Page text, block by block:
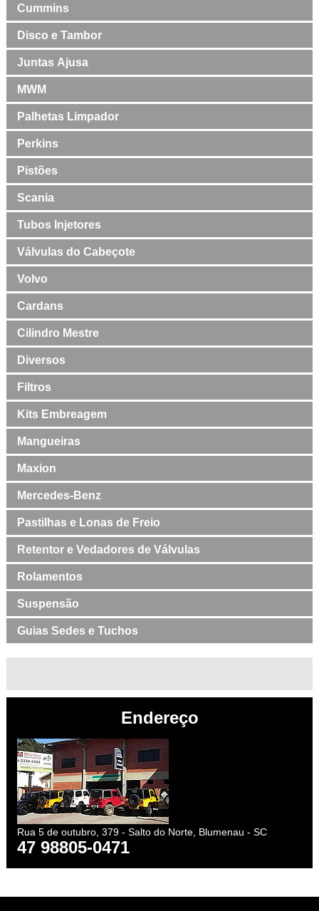
Cummins
Disco e Tambor
Juntas Ajusa
MWM
Palhetas Limpador
Perkins
Pistões
Scania
Tubos Injetores
Válvulas do Cabeçote
Volvo
Cardans
Cilindro Mestre
Diversos
Filtros
Kits Embreagem
Mangueiras
Maxion
Mercedes-Benz
Pastilhas e Lonas de Freio
Retentor e Vedadores de Válvulas
Rolamentos
Suspensão
Guias Sedes e Tuchos
Endereço
Rua 5 de outubro, 379 - Salto do Norte, Blumenau - SC
47 98805-0471